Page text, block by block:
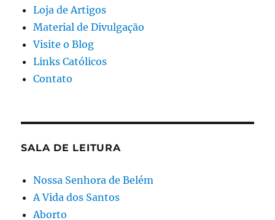
Loja de Artigos
Material de Divulgação
Visite o Blog
Links Católicos
Contato
SALA DE LEITURA
Nossa Senhora de Belém
A Vida dos Santos
Aborto